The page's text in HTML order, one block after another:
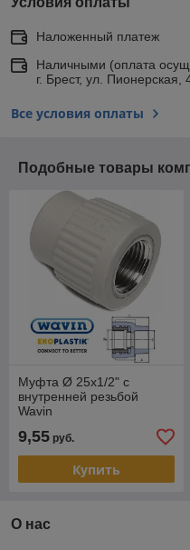
Наложенный платеж
Наличными (оплата
г. Брест, ул. Пионерская,
Все условия оплаты
Подобные товары
Муфта Ø 25х1/2" с
внутренней резьбой
Wavin
9,55 руб.
Купить
О нас